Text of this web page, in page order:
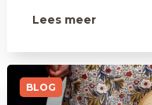
Lees meer
BLOG